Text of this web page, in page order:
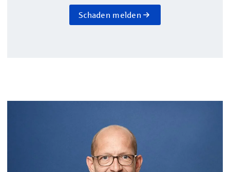
Schaden melden